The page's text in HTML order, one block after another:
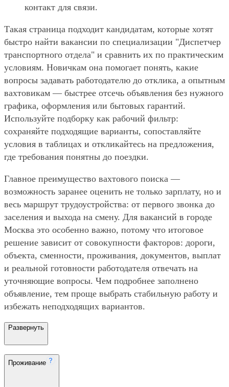
контакт для связи.
Такая страница подходит кандидатам, которые хотят
быстро найти вакансии по специализации "Диспетчер
транспортного отдела" и сравнить их по практическим
условиям. Новичкам она помогает понять, какие
вопросы задавать работодателю до отклика, а опытным
вахтовикам — быстрее отсечь объявления без нужного
графика, оформления или бытовых гарантий.
Используйте подборку как рабочий фильтр:
сохраняйте подходящие варианты, сопоставляйте
условия в таблицах и откликайтесь на предложения,
где требования понятны до поездки.
Главное преимущество вахтового поиска —
возможность заранее оценить не только зарплату, но и
весь маршрут трудоустройства: от первого звонка до
заселения и выхода на смену. Для вакансий в городе
Москва это особенно важно, потому что итоговое
решение зависит от совокупности факторов: дороги,
объекта, сменности, проживания, документов, выплат
и реальной готовности работодателя отвечать на
уточняющие вопросы. Чем подробнее заполнено
объявление, тем проще выбрать стабильную работу и
избежать неподходящих вариантов.
Развернуть
Проживание